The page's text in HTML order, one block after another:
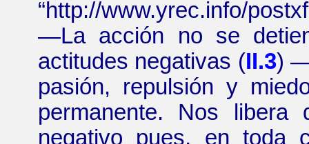
“http://www.yrec.info/
—La acción no se
actitudes negativas (II.3)
pasión, repulsión y
permanente. Nos
negativo pues, en toda